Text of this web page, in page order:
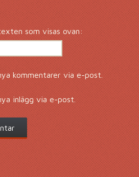
som visas ovan:
kommentarer via e-post.
inlägg via e-post.